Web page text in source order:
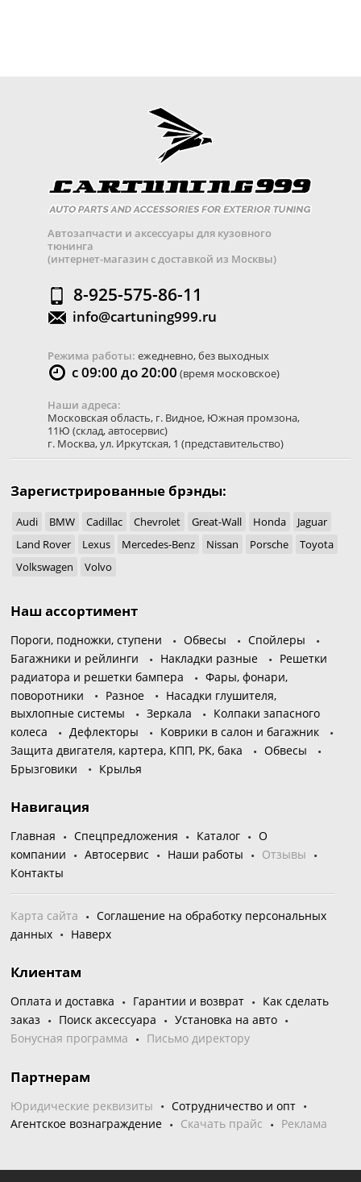
Автозапчасти и аксессуары для кузовного
тюнинга
(интернет-магазин с доставкой из Москвы)
8-925-575-86-11
info@cartuning999.ru
Режима работы: ежедневно, без выходных
с 09:00 до 20:00 (время московское)
Наши адреса:
Московская область, г. Видное, Южная промзона,
11Ю (склад, автосервис)
г. Москва,ул. Иркутская, 1 (представительство)
Зарегистрированные брэнды:
Audi BMW Cadillac Chevrolet Great-Wall Honda
Jaguar
Land Rover
Lexus Mercedes-Benz Nissan Porsche
Toyota
Volkswagen
Volvo
Наш ассортимент
Пороги, подножки, ступени Обвесы
Спойлеры
Багажники и рейлинги
Накладки разные
Решетки
радиатора и решетки бампера
Фары, фонари,
поворотники
Разное
Насадки глушителя,
выхлопные системы
Зеркала
Колпаки запасного
колеса
Дефлекторы
Коврики в салон и багажник
Защита двигателя, картера, КПП, РК, бака
Обвесы
Брызговики
Крылья
Навигация
Главная Спецпредложения Каталог
О
компании
Автосервис Наши работы
Отзывы
Контакты
Карта сайта
Соглашение на обработку персональных
данных
Наверх
Клиентам
Оплата и доставка Гарантии и возврат
Как сделать
заказ
Поиск аксессуара
Установка на авто
Бонусная программа
Письмо директору
Партнерам
Юридические реквизиты
Сотрудничество и опт
Агентское вознаграждение
Скачать прайс Реклама